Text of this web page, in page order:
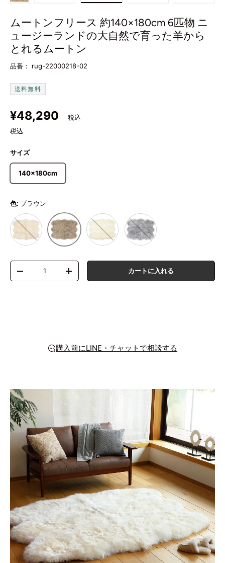
ムートンフリース 約140×180cm 6匹物 ニ
ュージーランドの大自然で育った羊から
とれるムートン
品番： rug-22000218-02
送料無料
定価
¥48,290
税込
サイズ
140×180cm
色: ブラウン
ベージュ ブラウン ホワイト グレー
数量
数量を減らす
数量を増やす カートに入れる
購入前にLINE・チャットで相談する